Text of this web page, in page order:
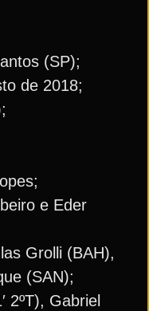
(SP);
de 2018;
e Eder
Grolli (BAH),
(SAN);
2ºT), Gabriel